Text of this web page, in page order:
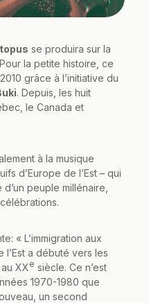
se produira sur la
la petite histoire, ce
grâce à l’initiative du
. Depuis, les huit
le Canada et
à la musique
d’Europe de l’Est – qui
peuple millénaire,
« L’immigration aux
l’Est a débuté vers les
XXe siècle. Ce n’est
1970-1980 que
un second